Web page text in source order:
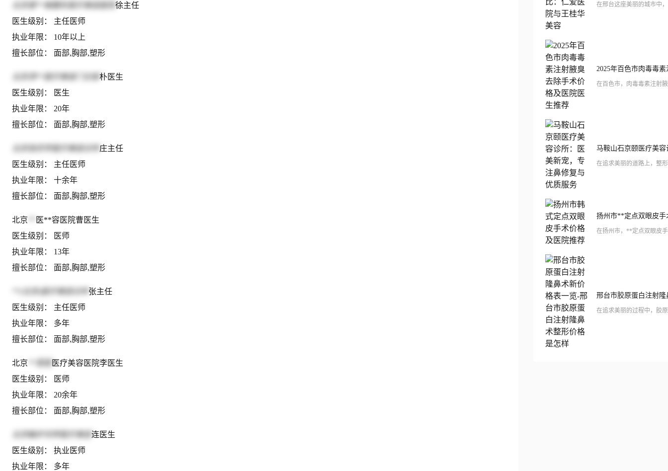
徐主任
医生级别： 主任医师
执业年限： 10年以上
擅长部位： 面部,胸部,塑形
朴医生
医生级别： 医生
执业年限： 20年
擅长部位： 面部,胸部,塑形
庄主任
医生级别： 主任医师
执业年限： 十余年
擅长部位： 面部,胸部,塑形
北京
医**容医院曹医生
医生级别： 医师
执业年限： 13年
擅长部位： 面部,胸部,塑形
张主任
医生级别： 主任医师
执业年限： 多年
擅长部位： 面部,胸部,塑形
北京
医疗美容医院李医生
医生级别： 医师
执业年限： 20余年
擅长部位： 面部,胸部,塑形
连医生
医生级别： 执业医师
执业年限： 多年